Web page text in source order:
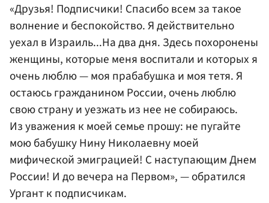
«Друзья! Подписчики! Спасибо всем за такое
волнение и беспокойство. Я действительно
уехал в Израиль...На два дня. Здесь похоронены
женщины, которые меня воспитали и которых я
очень люблю — моя прабабушка и моя тетя. Я
остаюсь гражданином России, очень люблю
свою страну и уезжать из нее не собираюсь.
Из уважения к моей семье прошу: не пугайте
мою бабушку Нину Николаевну моей
мифической эмиграцией! С наступающим Днем
России! И до вечера на Первом», — обратился
Ургант к подписчикам.